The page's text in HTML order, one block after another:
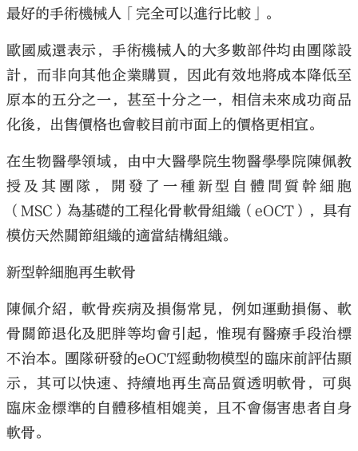
最好的手術機械人「完全可以進行比較」。
歐國威還表示，手術機械人的大多數部件均由團隊設
計，而非向其他企業購買，因此有效地將成本降低至
原本的五分之一，甚至十分之一，相信未來成功商品
化後，出售價格也會較目前市面上的價格更相宜。
在生物醫學領域，由中大醫學院生物醫學學院陳佩教
授及其團隊，開發了一種新型自體間質幹細胞
（MSC）為基礎的工程化骨軟骨組織（eOCT），具有
模仿天然關節組織的適當結構組織。
新型幹細胞再生軟骨
陳佩介紹，軟骨疾病及損傷常見，例如運動損傷、軟
骨關節退化及肥胖等均會引起，惟現有醫療手段治標
不治本。團隊研發的eOCT經動物模型的臨床前評估顯
示，其可以快速、持續地再生高品質透明軟骨，可與
臨床金標準的自體移植相媲美，且不會傷害患者自身
軟骨。